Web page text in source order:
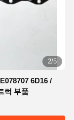
2/5
6D16 /
럭 부품